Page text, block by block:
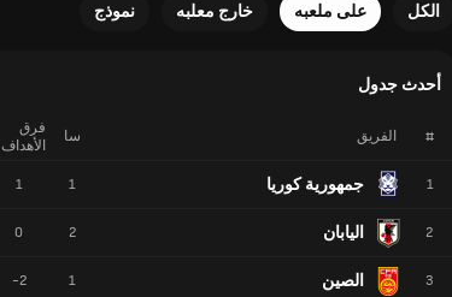
الكل على ملعبه خارج معلبه نموذج
أحدث جدول
# الفريق
1 جمهورية كوريا
2 اليابان
3 الصين
سا
فرق
الأهداف
1
1
2
0
1
-2